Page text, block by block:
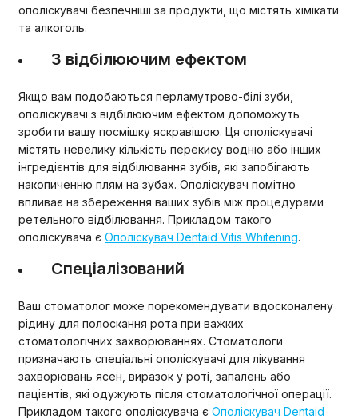
ополіскувачі безпечніші за продукти, що містять хімікати
та алкоголь.
З відбілюючим ефектом
Якщо вам подобаються перламутрово-білі зуби,
ополіскувачі з відбілюючим ефектом допоможуть
зробити вашу посмішку яскравішою. Ця ополіскувачі
містять невелику кількість перекису водню або інших
інгредієнтів для відбілювання зубів, які запобігають
накопиченню плям на зубах. Ополіскувач помітно
впливає на збереження ваших зубів між процедурами
ретельного відбілювання. Прикладом такого
ополіскувача є Ополіскувач Dentaid Vitis Whitening.
Спеціалізований
Ваш стоматолог може порекомендувати вдосконалену
рідину для полоскання рота при важких
стоматологічних захворюваннях. Стоматологи
призначають спеціальні ополіскувачі для лікування
захворювань ясен, виразок у роті, запалень або
пацієнтів, які одужують після стоматологічної операції.
Прикладом такого ополіскувача є Ополіскувач Dentaid